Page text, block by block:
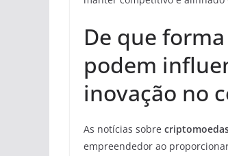
De que
podem
inovação no
As notícias sobre
empreendedor ao